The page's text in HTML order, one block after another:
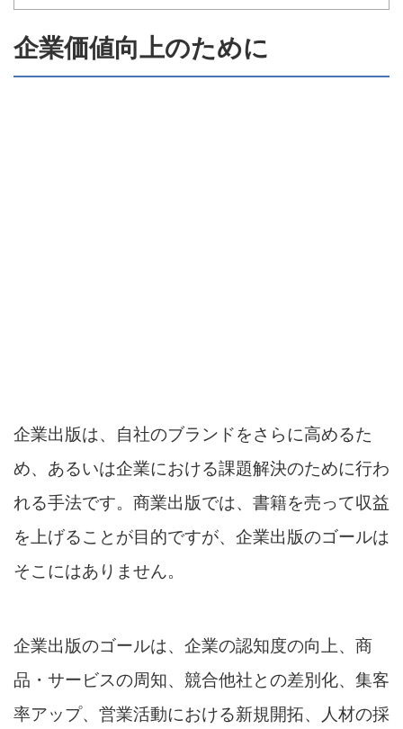
企業価値向上のために
企業出版は、自社のブランドをさらに高めるた
め、あるいは企業における課題解決のために行わ
れる手法です。商業出版では、書籍を売って収益
を上げることが目的ですが、企業出版のゴールは
そこにはありません。
企業出版のゴールは、企業の認知度の向上、商
品・サービスの周知、競合他社との差別化、集客
率アップ、営業活動における新規開拓、人材の採